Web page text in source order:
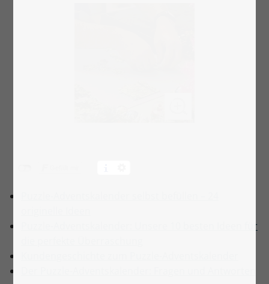
Puzzle-Adventskalender: Unsere 10 besten Ideen für